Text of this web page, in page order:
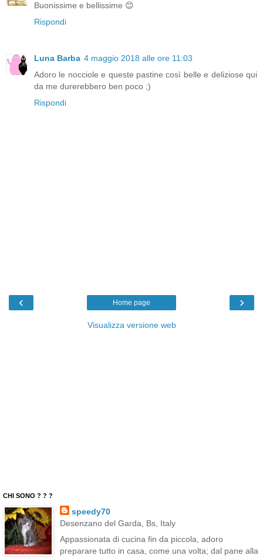
Buonissime e bellissime 😊
Rispondi
Luna Barba 4 maggio 2018 alle ore 11:03
Adoro le nocciole e queste pastine così belle e deliziose qui
da me durerebbero ben poco ;)
Rispondi
‹ ›
Home page
Visualizza versione web
CHI SONO ? ? ?
speedy70
Desenzano del Garda, Bs, Italy
Appassionata di cucina fin da piccola, adoro
preparare tutto in casa, come una volta; dal pane alla